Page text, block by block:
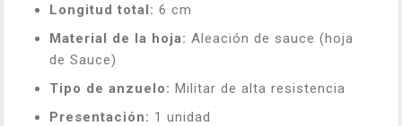
Longitud total: 6 cm
Material de la hoja: Aleación de sauce (hoja
de Sauce)
Tipo de anzuelo: Militar de alta resistencia
Presentación: 1 unidad